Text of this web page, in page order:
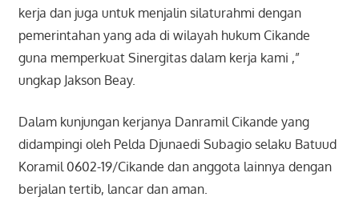
kerja dan juga untuk menjalin silaturahmi dengan
pemerintahan yang ada di wilayah hukum Cikande
guna memperkuat Sinergitas dalam kerja kami ,”
ungkap Jakson Beay.
Dalam kunjungan kerjanya Danramil Cikande yang
didampingi oleh Pelda Djunaedi Subagio selaku Batuud
Koramil 0602-19/Cikande dan anggota lainnya dengan
berjalan tertib, lancar dan aman.